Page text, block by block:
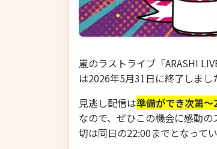
嵐のラストライブ「ARASHI
は2026年5月31日に終了しまし
見逃し配信は準備ができ次第
なので、ぜひこの機会に感動
切は同日の22:00までとなって